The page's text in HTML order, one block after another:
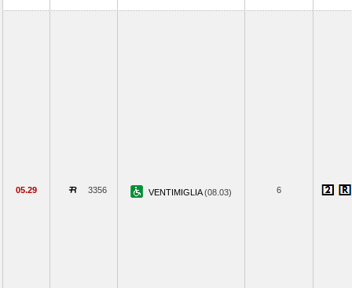
05.29 3356 VENTIMIGLIA(08.03) 6